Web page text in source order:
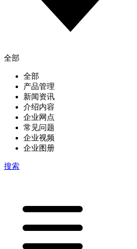
全部
全部
产品管理
新闻资讯
介绍内容
企业网点
常见问题
企业视频
企业图册
搜索